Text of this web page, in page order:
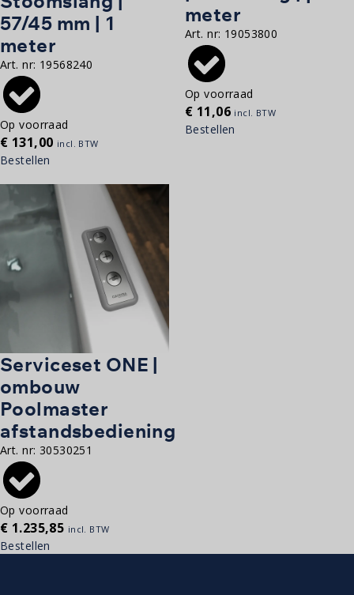
57/45 mm | 1
meter
Art. nr: 19568240
Op voorraad
€ 131,00 incl. BTW
Bestellen
meter
Art. nr: 19053800
Op voorraad
€ 11,06 incl. BTW
Bestellen
Serviceset ONE |
ombouw
Poolmaster
afstandsbediening
Art. nr: 30530251
Op voorraad
€ 1.235,85 incl. BTW
Bestellen